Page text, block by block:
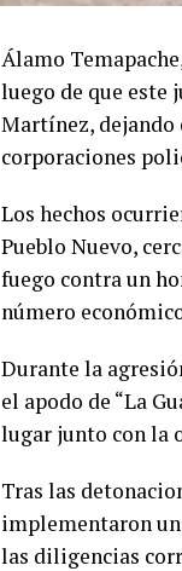
Álamo
luego de que este
Martínez, dejando
corporaciones
Los hechos
Pueblo Nuevo,
fuego contra un
número
Durante la
el apodo de “La
lugar junto con la
Tras las
implementaron
las diligencias